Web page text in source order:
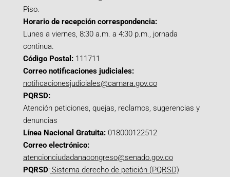
Piso.
Horario de recepción correspondencia:
Lunes a viernes, 8:30 a.m. a 4:30 p.m., jornada
continua.
Código Postal: 111711
Correo notificaciones judiciales:
notificacionesjudiciales@camara.gov.co
PQRSD:
Atención peticiones, quejas, reclamos, sugerencias y
denuncias
Línea Nacional Gratuita: 018000122512
Correo electrónico:
atencionciudadanacongreso@senado.gov.co
PQRSD: Sistema derecho de petición (PQRSD)